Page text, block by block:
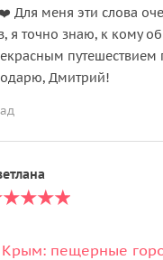
Для меня эти слова
я точно знаю, к кому
путешествием
Дмитрий!